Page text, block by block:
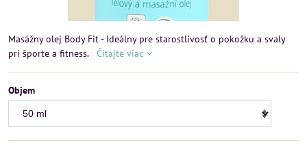
Masážny olej Body Fit - Ideálny pre starostlivosť o pokožku a svaly
pri športe a fitness. Čítajte viac
Objem